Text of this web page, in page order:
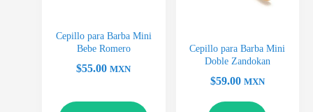
Cepillo para Barba Mini
Bebe Romero
$55.00 MXN
Cepillo para Barba Mini
Doble Zandokan
$59.00 MXN